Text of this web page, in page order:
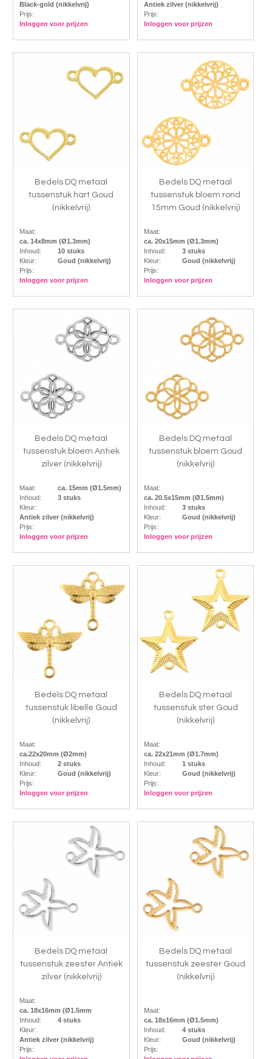
Black-gold (nikkelvrij)
Prijs:
Inloggen voor prijzen
Antiek zilver (nikkelvrij)
Prijs:
Inloggen voor prijzen
Bedels DQ metaal
tussenstuk hart Goud
(nikkelvrij)
Maat:
ca. 14x8mm (Ø1.3mm)
Inhoud:
10 stuks
Kleur:
Goud (nikkelvrij)
Prijs:
Inloggen voor prijzen
Bedels DQ metaal
tussenstuk bloem rond
15mm Goud (nikkelvrij)
Maat:
ca. 20x15mm (Ø1.3mm)
Inhoud:
3 stuks
Kleur:
Goud (nikkelvrij)
Prijs:
Inloggen voor prijzen
Bedels DQ metaal
tussenstuk bloem Antiek
zilver (nikkelvrij)
Maat:
ca. 15mm (Ø1.5mm)
Inhoud:
3 stuks
Kleur:
Antiek zilver (nikkelvrij)
Prijs:
Inloggen voor prijzen
Bedels DQ metaal
tussenstuk bloem Goud
(nikkelvrij)
Maat:
ca. 20.5x15mm (Ø1.5mm)
Inhoud:
3 stuks
Kleur:
Goud (nikkelvrij)
Prijs:
Inloggen voor prijzen
Bedels DQ metaal
tussenstuk libelle Goud
(nikkelvrij)
Maat:
ca.22x20mm (Ø2mm)
Inhoud:
2 stuks
Kleur:
Goud (nikkelvrij)
Prijs:
Inloggen voor prijzen
Bedels DQ metaal
tussenstuk ster Goud
(nikkelvrij)
Maat:
ca. 22x21mm (Ø1.7mm)
Inhoud:
1 stuks
Kleur:
Goud (nikkelvrij)
Prijs:
Inloggen voor prijzen
Bedels DQ metaal
tussenstuk zeester Antiek
zilver (nikkelvrij)
Maat:
ca. 18x16mm (Ø1.5mm
Inhoud:
4 stuks
Kleur:
Antiek zilver (nikkelvrij)
Prijs:
Bedels DQ metaal
tussenstuk zeester Goud
(nikkelvrij)
Maat:
ca. 18x16mm (Ø1.5mm)
Inhoud:
4 stuks
Kleur:
Goud (nikkelvrij)
Prijs: